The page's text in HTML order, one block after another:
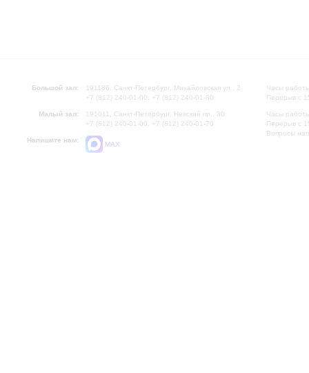
Большой зал:
191186, Санкт-Петербург, Михайловская ул., 2
+7 (812) 240-01-00, +7 (812) 240-01-80
Малый зал:
191011, Санкт-Петербург, Невский пр., 30
+7 (812) 240-01-00, +7 (812) 240-01-70
Напишите нам:
MAX
Часы
Перерыв с
Часы
Перерыв с
Вопросы